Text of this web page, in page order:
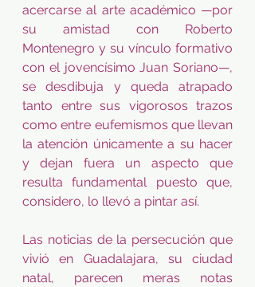
acercarse al arte académico —por
su amistad con Roberto
Montenegro y su vínculo formativo
con el jovencísimo Juan Soriano—,
se desdibuja y queda atrapado
tanto entre sus vigorosos trazos
como entre eufemismos que llevan
la atención únicamente a su hacer
y dejan fuera un aspecto que
resulta fundamental puesto que,
considero, lo llevó a pintar así.
Las noticias de la persecución que
vivió en Guadalajara, su ciudad
natal, parecen meras notas